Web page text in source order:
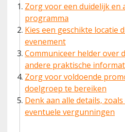
Zorg voor een duidelijk en
programma
Kies een geschikte locatie
evenement
Communiceer helder over
andere praktische
Zorg voor voldoende
doelgroep te bereiken
Denk aan alle details,
eventuele vergunningen